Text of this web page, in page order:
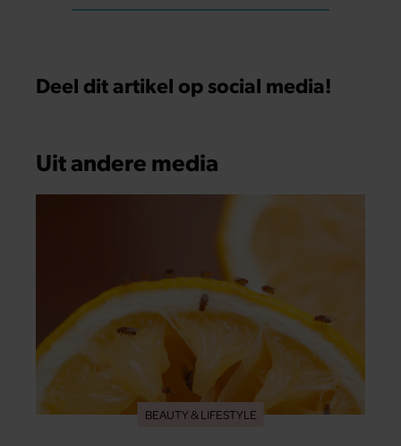
Deel dit artikel op social media!
Uit andere media
BEAUTY & LIFESTYLE